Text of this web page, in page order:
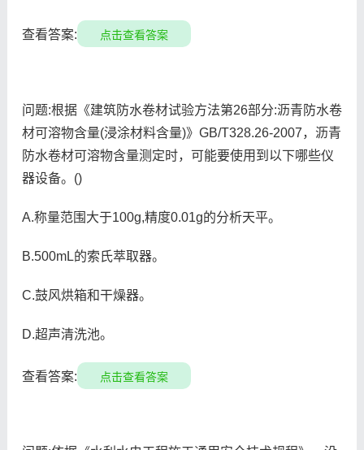
查看答案: 点击查看答案
问题:根据《建筑防水卷材试验方法第26部分:沥青防水卷
材可溶物含量(浸涂材料含量)》GB/T328.26-2007，沥青
防水卷材可溶物含量测定时，可能要使用到以下哪些仪
器设备。()
A.称量范围大于100g,精度0.01g的分析天平。
B.500mL的索氏萃取器。
C.鼓风烘箱和干燥器。
D.超声清洗池。
查看答案: 点击查看答案